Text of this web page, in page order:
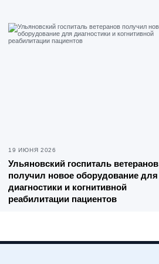
19 ИЮНЯ 2026
Ульяновский госпиталь ветеранов
получил новое оборудование для
диагностики и когнитивной
реабилитации пациентов